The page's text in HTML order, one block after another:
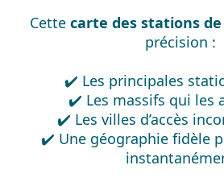
Cette carte des stations
précision :
✔️ Les principales
✔️ Les massifs qui les
✔️ Les villes d’accès
✔️ Une géographie fidèle